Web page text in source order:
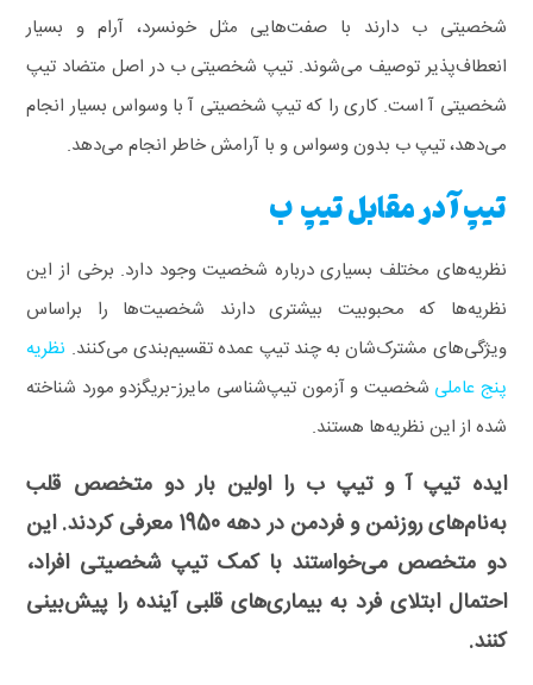
شخصیتی ب دارند با صفت‌هایی مثل خونسرد، آرام و بسیار
انعطاف‌پذیر توصیف می‌شوند. تیپ شخصیتی ب در اصل متضاد تیپ
شخصیتی آ است. کاری را که تیپ شخصیتی آ با وسواس بسیار انجام
می‌دهد، تیپ ب بدون وسواس و با آرامش خاطر انجام می‌دهد.
تیپ آ در مقابل تیپ ب
نظریه‌های مختلف بسیاری درباره شخصیت وجود دارد. برخی از این
نظریه‌ها که محبوبیت بیشتری دارند شخصیت‌ها را براساس
ویژگی‌های مشترک‌شان به چند تیپ عمده تقسیم‌بندی می‌کنند. نظریه
پنج عاملی شخصیت و آزمون تیپ‌شناسی مایرز-بریگزدو مورد شناخته
شده از این نظریه‌ها هستند.
ایده تیپ آ و تیپ ب را اولین بار دو متخصص قلب
به‌نام‌های روزنمن و فردمن
در دهه 1950 معرفی کردند. این
دو متخصص می‌خواستند با کمک تیپ شخصیتی افراد،
احتمال ابتلای فرد به بیماری‌های قلبی آینده را پیش‌بینی
کنند.